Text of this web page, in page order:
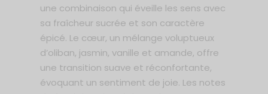
une combinaison qui éveille les sens avec
sa fraîcheur sucrée et son caractère
épicé. Le cœur, un mélange voluptueux
d’oliban, jasmin, vanille et amande, offre
une transition suave et réconfortante,
évoquant un sentiment de joie. Les notes